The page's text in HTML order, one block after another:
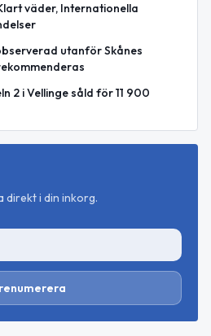
väder, Internationella
utanför Skånes
2 i Vellinge såld för 11 900
direkt i din inkorg.